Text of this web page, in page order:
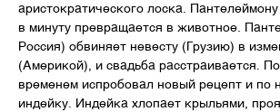
аристократического лоска.
в минуту превращается в животное.
Россия) обвиняет невесту (Грузию) в
(Америкой), и свадьба расстраивается.
временем испробовал новый рецепт и по
индейку. Индейка хлопает крыльями,